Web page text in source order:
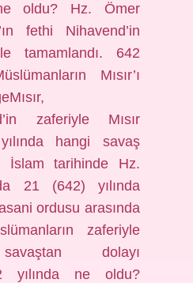
oldu? Hz. Ömer
fethi Nihavend’in
tamamlandı. 642
Mısır’ı
zaferiyle Mısır
hangi savaş
İslam tarihinde Hz.
21 (642) yılında
ordusu arasında
zaferiyle
dolayı
yılında ne oldu?